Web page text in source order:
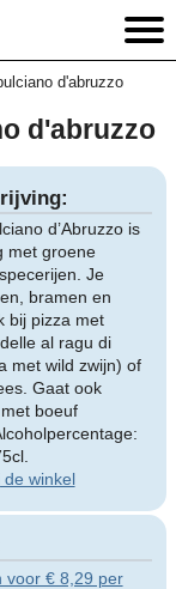
d'abruzzo
d'abruzzo
d’Abruzzo is
met groene
Je
bramen en
bij pizza met
al ragu di
met wild zwijn) of
Gaat ook
boeuf
winkel
voor € 8,29 per